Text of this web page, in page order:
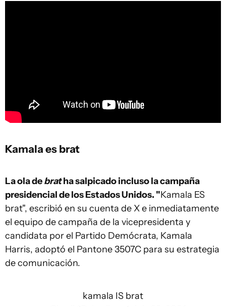
Kamala es brat
La ola debratha salpicado incluso la campaña
presidencial de los Estados Unidos. "Kamala ES
brat", escribió en su cuenta de X e inmediatamente
el equipo de campaña de la vicepresidenta y
candidata por el Partido Demócrata, Kamala
Harris, adoptó el Pantone 3507C para su estrategia
de comunicación.
kamala IS brat